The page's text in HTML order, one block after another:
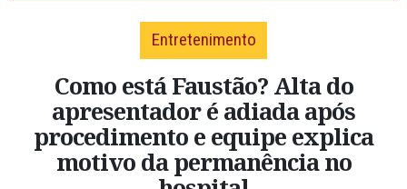
Entretenimento
Como está Faustão? Alta do
apresentador é adiada após
procedimento e equipe explica
motivo da permanência no